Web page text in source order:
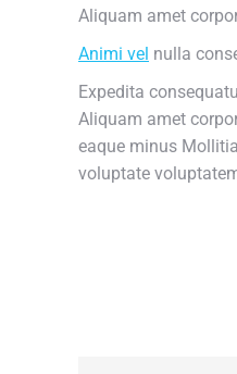
Aliquam amet
Animi vel nulla
Expedita
Aliquam amet
eaque minus
voluptate